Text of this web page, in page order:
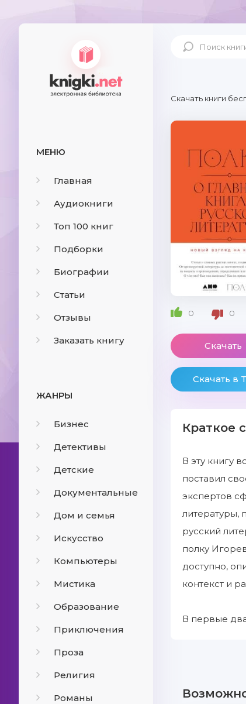
МЕНЮ
Главная
Аудиокниги
Топ 100 книг
Подборки
Биографии
Статьи
Отзывы
Заказать книгу
ЖАНРЫ
Бизнес
Детективы
Детские
Документальные
Дом и семья
Искусство
Компьютеры
Мистика
Образование
Приключения
Проза
Религия
Романы
Скачать книги
0 0
Скачать
Скачать в
Краткое
В эту книгу
поставил
экспертов
литературы,
русский
полку
доступно,
контекст и
В первые